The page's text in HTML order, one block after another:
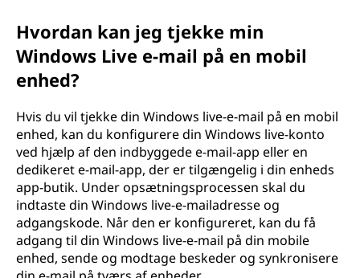
Hvordan kan jeg tjekke min
Windows Live e-mail på en mobil
enhed?
Hvis du vil tjekke din Windows live-e-mail på en mobil
enhed, kan du konfigurere din Windows live-konto
ved hjælp af den indbyggede e-mail-app eller en
dedikeret e-mail-app, der er tilgængelig i din enheds
app-butik. Under opsætningsprocessen skal du
indtaste din Windows live-e-mailadresse og
adgangskode. Når den er konfigureret, kan du få
adgang til din Windows live-e-mail på din mobile
enhed, sende og modtage beskeder og synkronisere